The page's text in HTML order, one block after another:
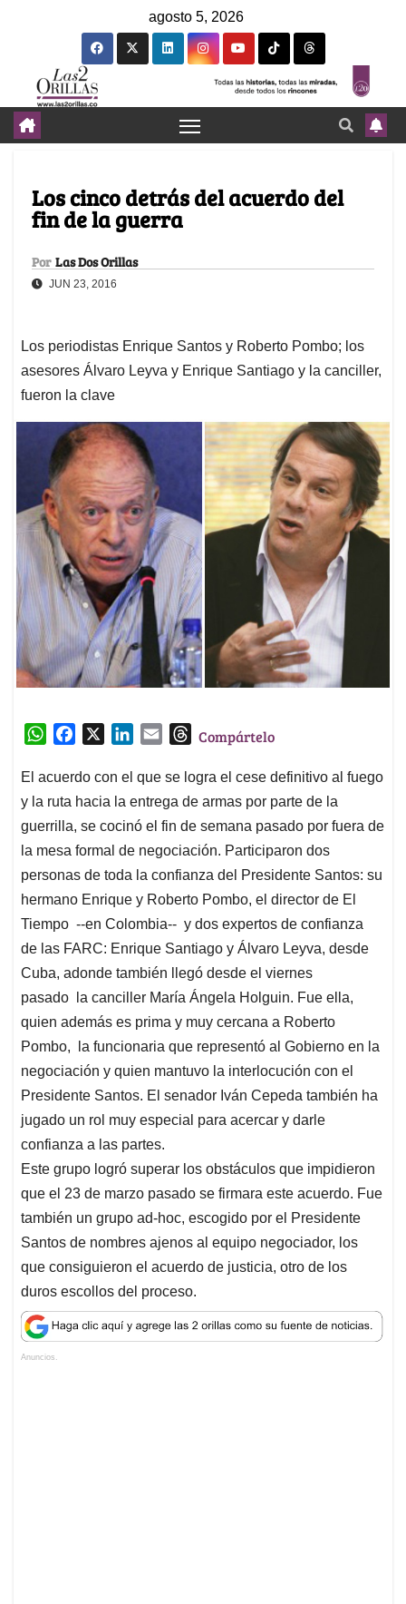
agosto 5, 2026
Los cinco detrás del acuerdo del
fin de la guerra
Por Las Dos Orillas
JUN 23, 2016
Los periodistas Enrique Santos y Roberto Pombo; los
asesores Álvaro Leyva y Enrique Santiago y la canciller,
fueron la clave
W
a
t
s
p
c
e
b
o
k
n
k
e
n
a
i
l
T
r
e
a
d
Compártelo
El acuerdo con el que se logra el cese definitivo al fuego
y la ruta hacia la entrega de armas por parte de la
guerrilla, se cocinó el fin de semana pasado por fuera de
la mesa formal de negociación. Participaron dos
personas de toda la confianza del Presidente Santos: su
hermano Enrique y Roberto Pombo, el director de El
Tiempo --en Colombia-- y dos expertos de confianza
de las FARC: Enrique Santiago y Álvaro Leyva, desde
Cuba, adonde también llegó desde el viernes
pasado la canciller María Ángela Holguin. Fue ella,
quien además es prima y muy cercana a Roberto
Pombo, la funcionaria que representó al Gobierno en la
negociación y quien mantuvo la interlocución con el
Presidente Santos. El senador Iván Cepeda también ha
jugado un rol muy especial para acercar y darle
confianza a las partes.
Este grupo logró superar los obstáculos que impidieron
que el 23 de marzo pasado se firmara este acuerdo. Fue
también un grupo ad-hoc, escogido por el Presidente
Santos de nombres ajenos al equipo negociador, los
que consiguieron el acuerdo de justicia, otro de los
duros escollos del proceso.
Anuncios.